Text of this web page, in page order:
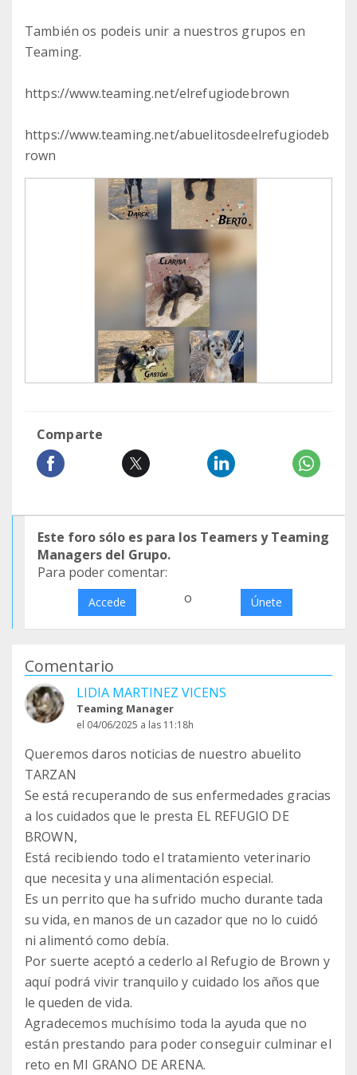
También os podeis unir a nuestros grupos en
Teaming.
https://www.teaming.net/elrefugiodebrown
https://www.teaming.net/abuelitosdeelrefugiodeb
rown
Comparte
Este foro sólo es para los Teamers y Teaming
Managers del Grupo.
Para poder comentar:
Accede o Únete
Comentario
LIDIA MARTINEZ VICENS
Teaming Manager
el 04/06/2025 a las 11:18h
Queremos daros noticias de nuestro abuelito
TARZAN
Se está recuperando de sus enfermedades gracias
a los cuidados que le presta EL REFUGIO DE
BROWN,
Está recibiendo todo el tratamiento veterinario
que necesita y una alimentación especial.
Es un perrito que ha sufrido mucho durante tada
su vida, en manos de un cazador que no lo cuidó
ni alimentó como debía.
Por suerte aceptó a cederlo al Refugio de Brown y
aquí podrá vivir tranquilo y cuidado los años que
le queden de vida.
Agradecemos muchísimo toda la ayuda que no
están prestando para poder conseguir culminar el
reto en MI GRANO DE ARENA.